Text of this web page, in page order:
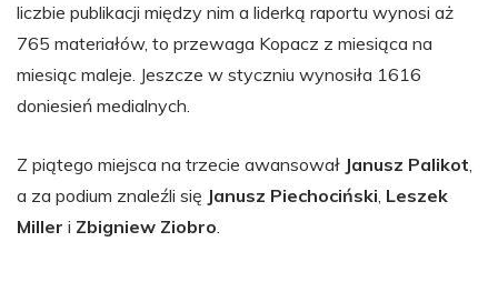
liczbie publikacji między nim a liderką raportu wynosi aż
765 materiałów, to przewaga Kopacz z miesiąca na
miesiąc maleje. Jeszcze w styczniu wynosiła 1616
doniesień medialnych.
Z piątego miejsca na trzecie awansował Janusz Palikot,
a za podium znaleźli się Janusz Piechociński, Leszek
Miller i Zbigniew Ziobro.